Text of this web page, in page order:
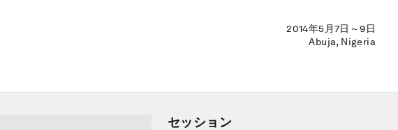
2014年5月7日～9日
Abuja, Nigeria
セッション